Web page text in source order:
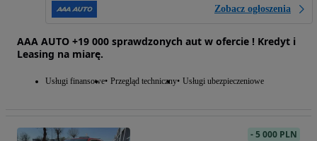
Zobacz ogłoszenia
AAA AUTO +19 000 sprawdzonych aut w ofercie ! Kredyt i
Leasing na miarę.
Usługi finansowe Przegląd techniczny Usługi ubezpieczeniowe
-5 000 PLN